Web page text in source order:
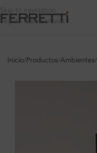
Skip to navigation
Skip to main content
Inicio Productos Ambientes